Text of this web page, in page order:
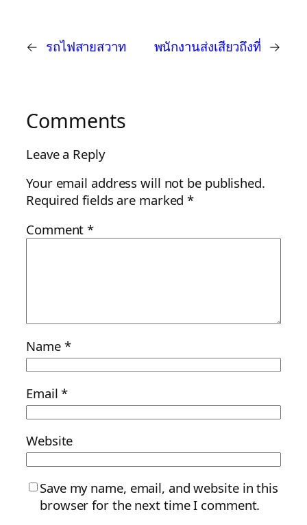
← รถไฟสายสวาท พนักงานส่งเสียวถึงที่ →
Comments
Leave a Reply
Your email address will not be published.
Required fields are marked*
Comment*
Name *
Email*
Website
Save my name, email, and website in this
browser for the next time I comment.